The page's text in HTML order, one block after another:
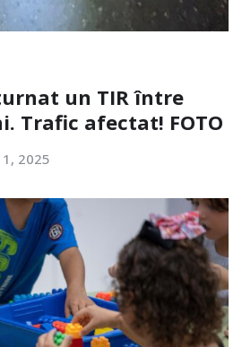
un TIR între
Trafic afectat! FOTO
2025